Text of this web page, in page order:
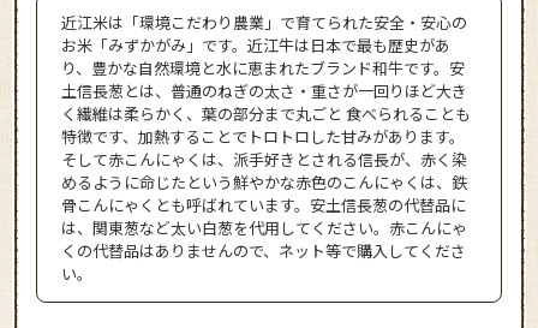
近江米は「環境こだわり農業」で育てられた安全・安心の
お米「みずかがみ」です。近江牛は日本で最も歴史があ
り、豊かな自然環境と水に恵まれたブランド和牛です。安
土信長葱とは、普通のねぎの太さ・重さが一回りほど大き
く繊維は柔らかく、葉の部分まで丸ごと 食べられることも
特徴です、加熱することでトロトロした甘みがあります。
そして赤こんにゃくは、派手好きとされる信長が、赤く染
めるように命じたという鮮やかな赤色のこんにゃくは、鉄
骨こんにゃくとも呼ばれています。安土信長葱の代替品に
は、関東葱など太い白葱を代用してください。赤こんにゃ
くの代替品はありませんので、ネット等で購入してくださ
い。